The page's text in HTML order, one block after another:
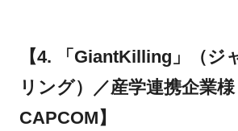
【4. 「GiantKilling」（ジ
リング）／産学連携企業
CAPCOM】